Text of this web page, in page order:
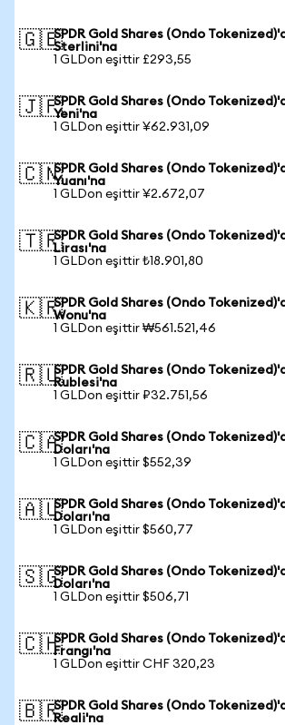
🇬🇧SPDR Gold Shares (Ondo
Sterlini'na
1 GLDon eşittir £293,55
🇯🇵SPDR Gold Shares (Ondo
Yeni'na
1 GLDon eşittir ¥62.931,09
🇨🇳SPDR Gold Shares (Ondo
Yuanı'na
1 GLDon eşittir ¥2.672,07
🇹🇷SPDR Gold Shares (Ondo
Lirası'na
1 GLDon eşittir ₺18.901,80
🇰🇷SPDR Gold Shares (Ondo
Wonu'na
1 GLDon eşittir ₩561.521,46
🇷🇺SPDR Gold Shares (Ondo
Rublesi'na
1 GLDon eşittir ₽32.751,56
🇨🇦SPDR Gold Shares (Ondo
Doları'na
1 GLDon eşittir $552,39
🇦🇺SPDR Gold Shares (Ondo
Doları'na
1 GLDon eşittir $560,77
🇸🇬SPDR Gold Shares (Ondo
Doları'na
1 GLDon eşittir $506,71
🇨🇭SPDR Gold Shares (Ondo
Frangı'na
1 GLDon eşittir CHF 320,23
🇧🇷SPDR Gold Shares (Ondo
Reali'na